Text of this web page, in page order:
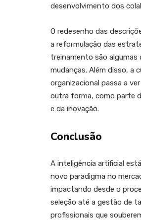
desenvolvimento dos
O redesenho das
a reformulação das
treinamento são algumas
mudanças. Além disso, a
organizacional passa a
outra forma, como parte
e da inovação.
Conclusão
A inteligência artificial
novo paradigma no
impactando desde o
seleção até a gestão de
profissionais que